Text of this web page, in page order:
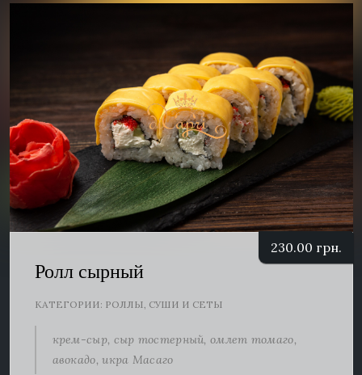
Ролл сырный
230.00 грн.
КАТЕГОРИИ: РОЛЛЫ, СУШИ И СЕТЫ
крем-сыр, сыр тостерный, омлет томаго,
авокадо, икра Масаго